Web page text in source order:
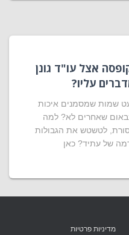
אצל עו"ד גונן
עליו?
שמות שמסמנים איכות
שאחרים לא? למה
לטשטש את הגבולות
של עתיד? כאן
מדיניות פרטיות